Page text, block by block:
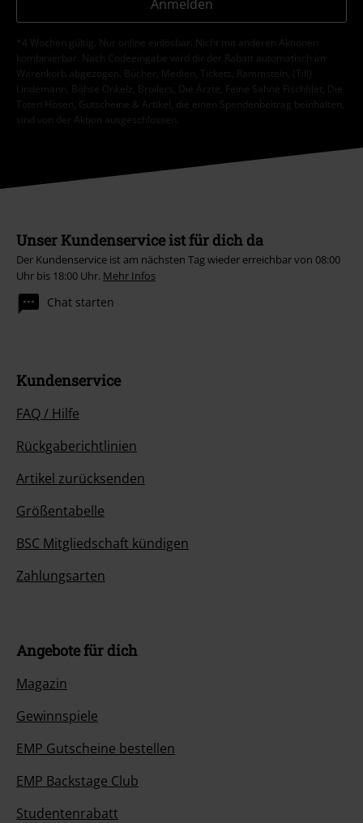
Anmelden
*4 Wochen gültig. Nur online einlösbar. Nicht mit anderen Aktionen
kombinierbar. Nach Codeeingabe wird dir der Rabatt automatisch im
Warenkorb abgezogen. Bücher, Medien, Tickets, Rammstein, (Till)
Lindemann, Böhse Onkelz, Broilers, Die Ärzte, Feine Sahne Fischfilet, Die
Toten Hosen, Gutscheine & Artikel, die einen Spendenbeitrag beinhalten,
sind von der Aktion ausgeschlossen.
Unser Kundenservice ist für dich da
Der Kundenservice ist am nächsten Tag wieder erreichbar von 08:00
Uhr bis 18:00 Uhr. Mehr Infos
Chat starten
Kundenservice
FAQ / Hilfe
Rückgaberichtlinien
Artikel zurücksenden
Größentabelle
BSC Mitgliedschaft kündigen
Zahlungsarten
Angebote für dich
Magazin
Gewinnspiele
EMP Gutscheine bestellen
EMP Backstage Club
Studentenrabatt